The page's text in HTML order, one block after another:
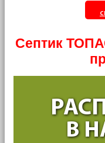
Септик
В